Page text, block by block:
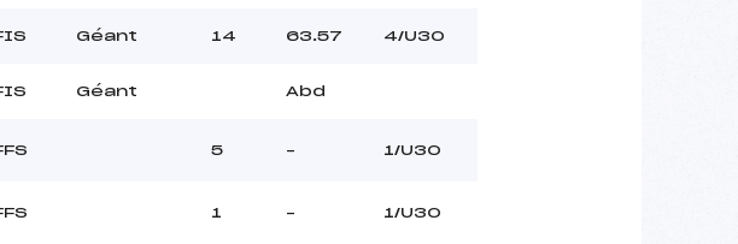
Géant 14 63.57 4/U30
Géant Abd
5 – 1/U30
1 – 1/U30